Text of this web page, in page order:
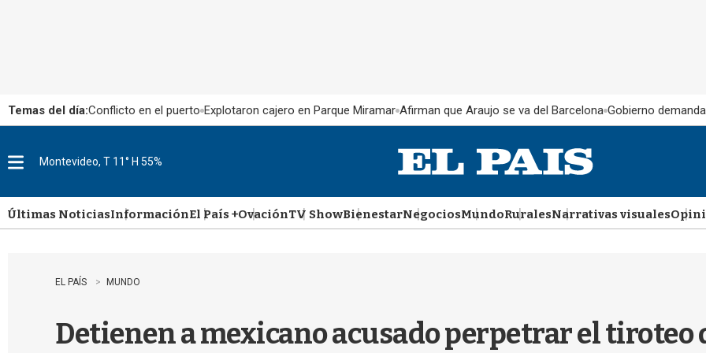
Temas del día:Conflicto en el puerto Explotaron cajero en Parque Miramar Afirman que Araujo se va del Barcelona Gobierno
u
Montevideo, T 11° H 55%
Últimas NoticiasInformaciónEl País +OvaciónTV ShowBienestarNegociosMundoRuralesNarrativas visuales
EL PAÍS MUNDO
Detienen a mexicano acusado perpetrar el tiroteo